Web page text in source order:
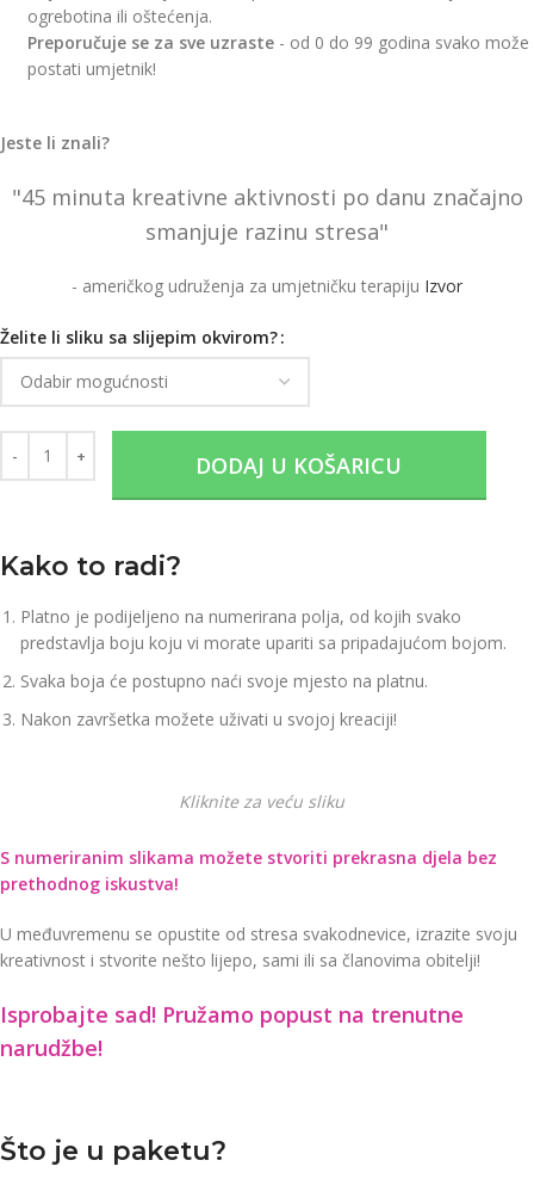
ogrebotina ili oštećenja.
Preporučuje se za sve uzraste - od 0 do 99 godina svako može
postati umjetnik!
Jeste li znali?
"45 minuta kreativne aktivnosti po danu značajno
smanjuje razinu stresa"
- američkog udruženja za umjetničku terapiju Izvor
Želite li sliku sa slijepim okvirom?
DODAJ U KOŠARICU
Kako to radi?
Platno je podijeljeno na numerirana polja, od kojih svako
predstavlja boju koju vi morate upariti sa pripadajućom bojom.
Svaka boja će postupno naći svoje mjesto na platnu.
Nakon završetka možete uživati u svojoj kreaciji!
Kliknite za veću sliku
S numeriranim slikama možete stvoriti prekrasna djela bez
prethodnog iskustva!
U međuvremenu se opustite od stresa svakodnevice, izrazite svoju
kreativnost i stvorite nešto lijepo, sami ili sa članovima obitelji!
Isprobajte sad! Pružamo popust na trenutne
narudžbe!
Što je u paketu?